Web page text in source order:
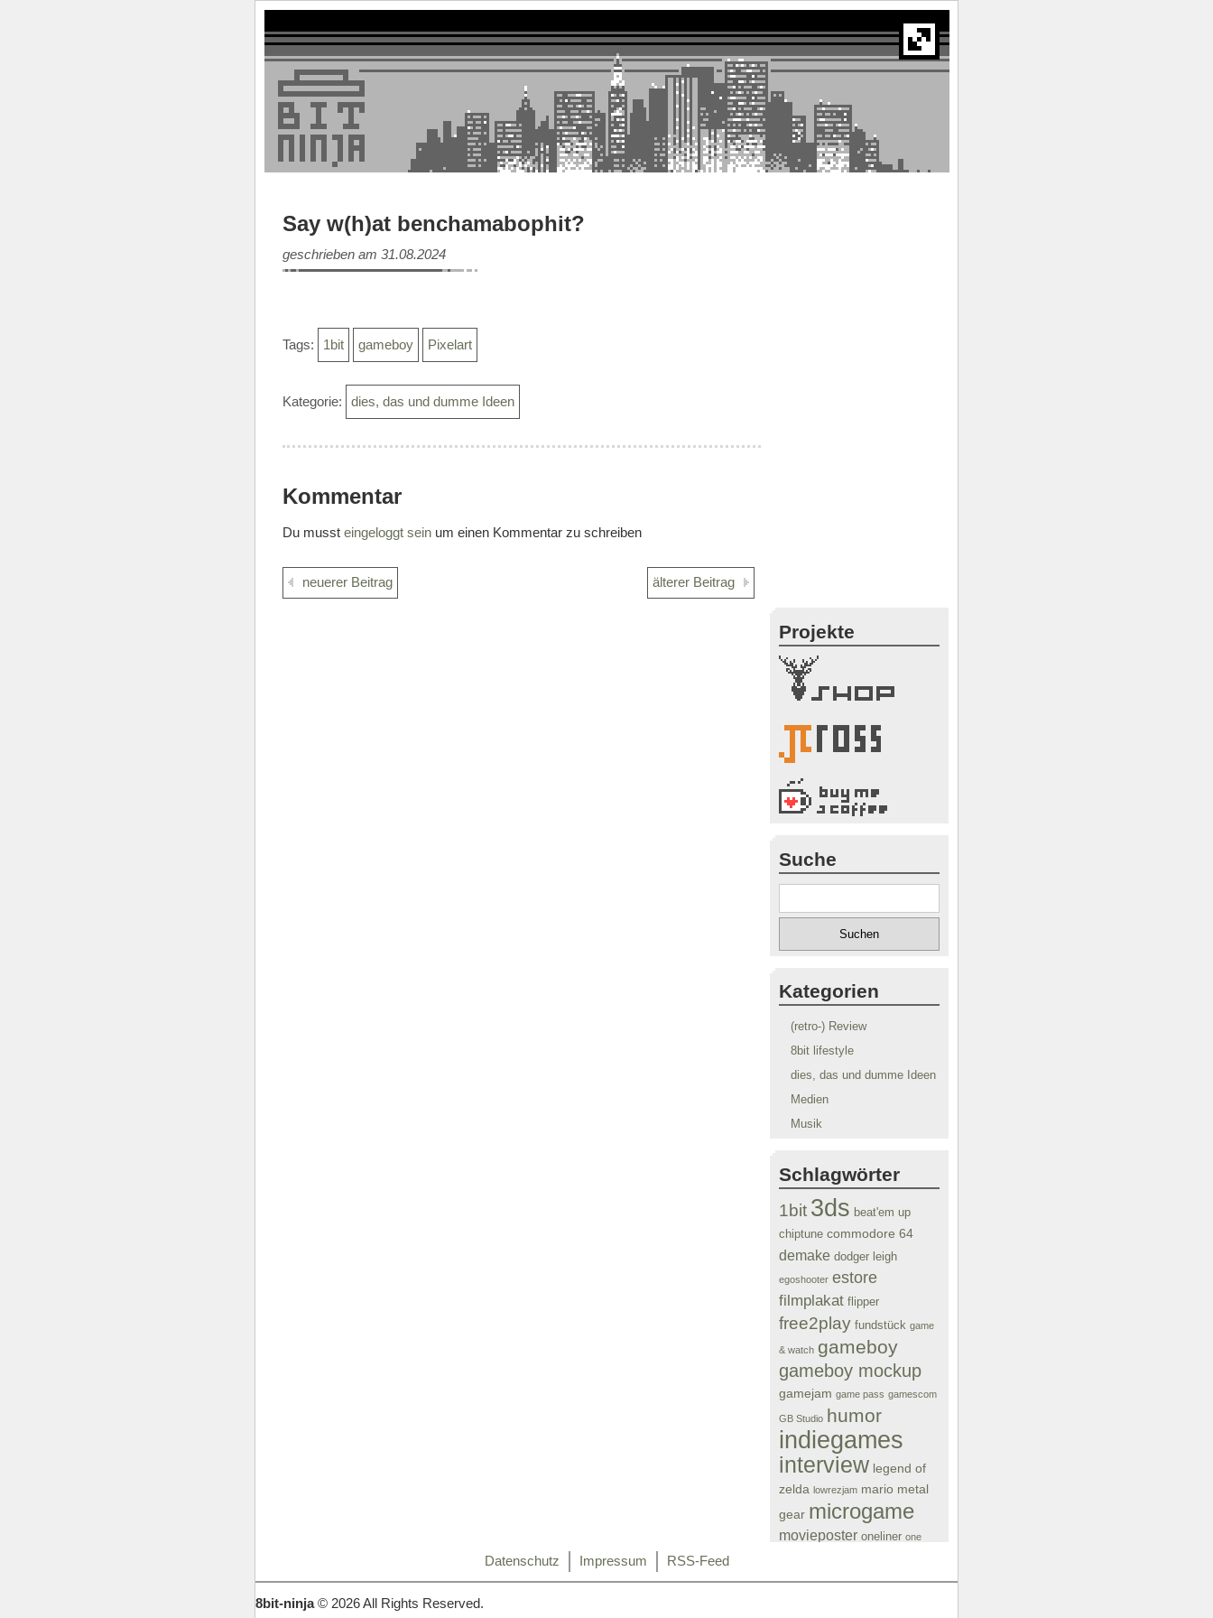
Say w(h)at benchamabophit?
geschrieben am 31.08.2024
Tags: 1bit gameboy Pixelart
Kategorie: dies, das und dumme Ideen
Kommentar
Du musst eingeloggt sein um einen Kommentar zu schreiben
neuerer Beitrag älterer Beitrag
Projekte
Suche
Kategorien
(retro-) Review
8bit lifestyle
dies, das und dumme Ideen
Medien
Musik
Schlagwörter
1bit 3ds beat'em up
chiptune commodore 64
demake dodger leigh
egoshooter estore
filmplakat flipper
free2play fundstück game
& watch gameboy
gameboy mockup
gamejam game pass gamescom
GB Studio humor
indiegames
interview legend of
zelda lowrezjam mario metal
gear microgame
movieposter oneliner one
Pixelart
Datenschutz Impressum RSS-Feed
8bit-ninja© 2026 All Rights Reserved.